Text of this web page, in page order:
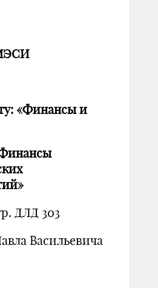
«Финансы и
ДЛД 303
Васильевича